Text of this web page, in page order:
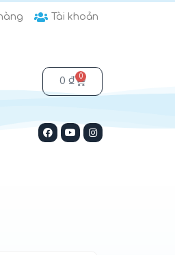
Tài khoản
0₫ 0